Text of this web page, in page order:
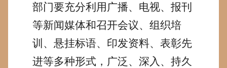
部门要充分利用广播、电视、报刊
等新闻媒体和召开会议、组织培
训、悬挂标语、印发资料、表彰先
进等多种形式，广泛、深入、持久